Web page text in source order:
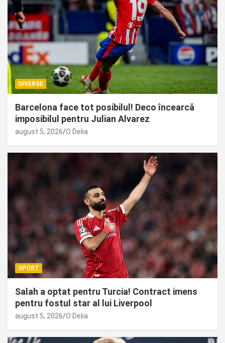
DIVERSE
Barcelona face tot posibilul! Deco încearcă
imposibilul pentru Julian Alvarez
august 5, 2026 O Delia
SPORT
Salah a optat pentru Turcia! Contract imens
pentru fostul star al lui Liverpool
august 5, 2026 O Delia